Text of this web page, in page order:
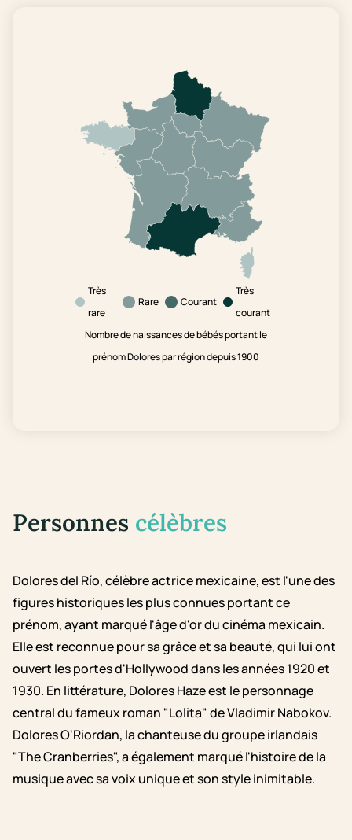
Très
rare
Rare Courant
Très
courant
Nombre de naissances de bébés portant le
prénom Dolores par région depuis 1900
Personnes célèbres
Dolores del Río, célèbre actrice mexicaine, est l'une des
figures historiques les plus connues portant ce
prénom, ayant marqué l'âge d'or du cinéma mexicain.
Elle est reconnue pour sa grâce et sa beauté, qui lui ont
ouvert les portes d'Hollywood dans les années 1920 et
1930. En littérature, Dolores Haze est le personnage
central du fameux roman "Lolita" de Vladimir Nabokov.
Dolores O'Riordan, la chanteuse du groupe irlandais
"The Cranberries", a également marqué l'histoire de la
musique avec sa voix unique et son style inimitable.